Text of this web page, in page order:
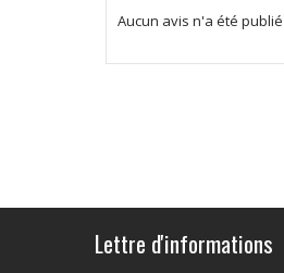
Aucun avis n'a été
Lettre d'informations